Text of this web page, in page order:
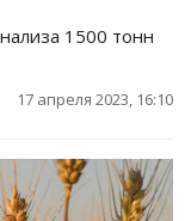
1500 тонн
17 апреля 2023, 16:10